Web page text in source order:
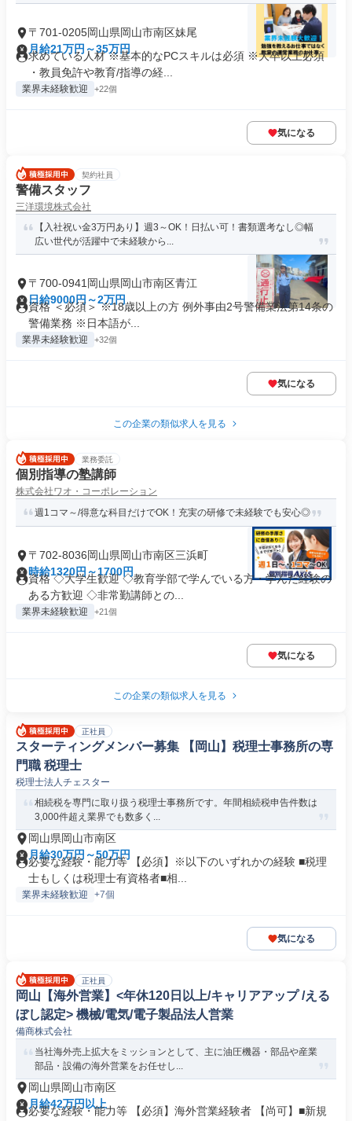
〒701-0205岡山県岡山市南区妹尾
月給21万円～35万円
求めている人材 ※基本的なPCスキルは必須 ※大卒以上必須
・教員免許や教育/指導の経...
業界未経験歓迎 +22個
気になる
契約社員
警備スタッフ
三洋環境株式会社
【入社祝い金3万円あり】週3～OK！日払い可！書類選考なし◎幅
広い世代が活躍中で未経験から...
〒700-0941岡山県岡山市南区青江
日給9000円～2万円
資格 ＜必須＞ ※18歳以上の方 例外事由2号警備業法第14条の
警備業務 ※日本語が...
業界未経験歓迎 +32個
気になる
この企業の類似求人を見る
業務委託
個別指導の塾講師
株式会社ワオ・コーポレーション
週1コマ～/得意な科目だけでOK！充実の研修で未経験でも安心◎
〒702-8036岡山県岡山市南区三浜町
時給1320円～1700円
資格 ◇大学生歓迎 ◇教育学部で学んでいる方・学んだ経験の
ある方歓迎 ◇非常勤講師との...
業界未経験歓迎 +21個
気になる
この企業の類似求人を見る
正社員
スターティングメンバー募集 【岡山】税理士事務所の専
門職 税理士
税理士法人チェスター
相続税を専門に取り扱う税理士事務所です。年間相続税申告件数は
3,000件超え業界でも数多く...
岡山県岡山市南区
月給30万円～50万円
必要な経験・能力等 【必須】※以下のいずれかの経験 ■税理
士もしくは税理士有資格者■相...
業界未経験歓迎 +7個
気になる
正社員
岡山【海外営業】<年休120日以上/キャリアアップ /える
ぼし認定> 機械/電気/電子製品法人営業
備商株式会社
当社海外売上拡大をミッションとして、主に油圧機器・部品や産業
部品・設備の海外営業をお任せし...
岡山県岡山市南区
月給42万円以上
必要な経験・能力等 【必須】海外営業経験者 【尚可】■新規